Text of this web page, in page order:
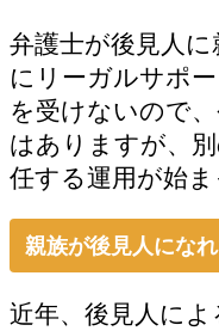
弁護士が後見人
にリーガルサポ
を受けないので
はありますが、
任する運用が始ま
親族が後見人にな
近年、後見人に